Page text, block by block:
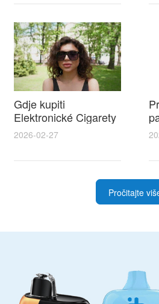
Gdje kupiti
Elektronické Cigarety
IBVAPE u Hrvatskoj i
praktičan vodič za e
cigarete split s
2026-02-27
Pročitajte